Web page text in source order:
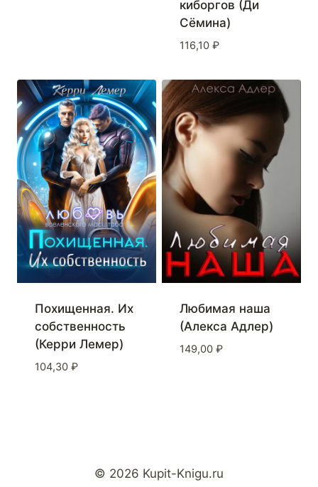
киборгов (Ди
Сёмина)
116,10 ₽
Похищенная. Их
собственность
(Керри Лемер)
104,30 ₽
Любимая наша
(Алекса Адлер)
149,00 ₽
© 2026 Kupit-Knigu.ru